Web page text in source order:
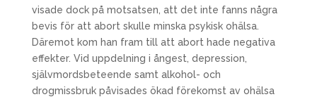
visade dock på motsatsen, att det inte fanns några
bevis för att abort skulle minska psykisk ohälsa.
Däremot kom han fram till att abort hade negativa
effekter. Vid uppdelning i ångest, depression,
självmordsbeteende samt alkohol- och
drogmissbruk påvisades ökad förekomst av ohälsa